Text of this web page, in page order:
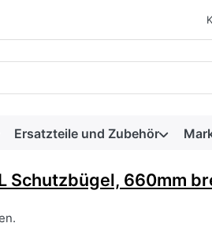
Sie tippen, erscheinen
Ersatzteile und Zubehör
Schutzbügel, 660mm